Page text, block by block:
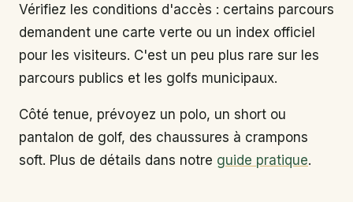
Vérifiez les conditions d'accès : certains parcours
demandent une carte verte ou un index officiel
pour les visiteurs. C'est un peu plus rare sur les
parcours publics et les golfs municipaux.
Côté tenue, prévoyez un polo, un short ou
pantalon de golf, des chaussures à crampons
soft. Plus de détails dans notre guide pratique.